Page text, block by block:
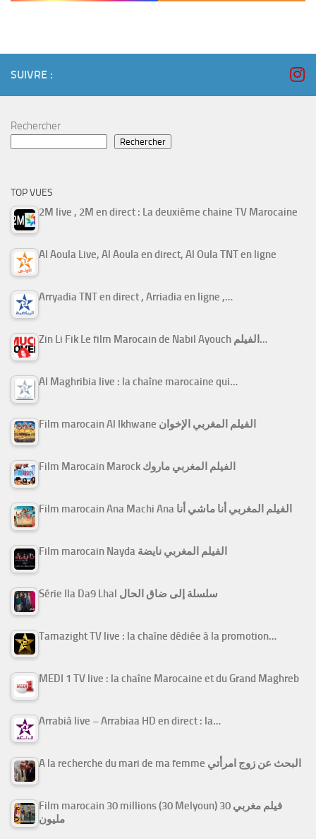
SUIVRE :
Rechercher
Rechercher
TOP VUES
2M live , 2M en direct : La deuxième chaine TV Marocaine
Al Aoula Live, Al Aoula en direct, Al Oula TNT en ligne
Arryadia TNT en direct , Arriadia en ligne ,…
Zin Li Fik Le film Marocain de Nabil Ayouch الفيلم…
Al Maghribia live : la chaîne marocaine qui…
Film marocain Al Ikhwane الفيلم المغربي الإخوان
Film Marocain Marock الفيلم المغربي ماروك
Film marocain Ana Machi Ana الفيلم المغربي أنا ماشي أنا
Film marocain Nayda الفيلم المغربي نايضة
Série Ila Da9 Lhal سلسلة إلى ضاق الحال
Tamazight TV live : la chaîne dédiée à la promotion…
MEDI 1 TV live : la chaîne Marocaine et du Grand Maghreb
Arrabiâ live – Arrabiaa HD en direct : la…
A la recherche du mari de ma femme البحث عن زوج امرأتي
Film marocain 30 millions (30 Melyoun) فيلم مغربي 30
مليون